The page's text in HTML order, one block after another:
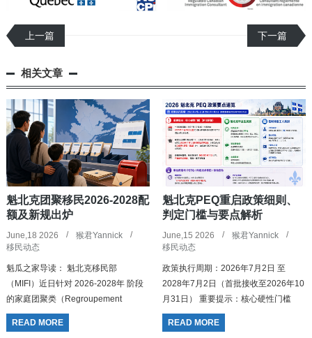
上一篇 下一篇
相关文章
魁北克团聚移民2026-2028配
额及新规出炉
June,18 2026
猴君Yannick
移民动态
魁瓜之家导读： 魁北克移民部
（MIFI）近日针对 2026-2028年 阶段
的家庭团聚类（Regroupement
familial）担保申请做出了重大政策调
整。自 2026年7月2日 起...
READ MORE
魁北克PEQ重启政策细则、
判定门槛与要点解析
June,15 2026
猴君Yannick
移民动态
政策执行周期：2026年7月2日 至
2028年7月2日（首批接收至2026年10
月31日） 重要提示：核心硬性门槛
（新旧更替） 一刀切时间线：本...
READ MORE